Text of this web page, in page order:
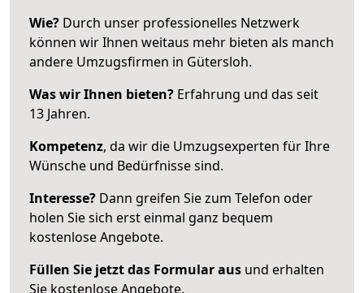
Wie? Durch unser professionelles Netzwerk
können wir Ihnen weitaus mehr bieten als manch
andere Umzugsfirmen in Gütersloh.
Was wir Ihnen bieten? Erfahrung und das seit
13 Jahren.
Kompetenz, da wir die Umzugsexperten für Ihre
Wünsche und Bedürfnisse sind.
Interesse? Dann greifen Sie zum Telefon oder
holen Sie sich erst einmal ganz bequem
kostenlose Angebote.
Füllen Sie jetzt das Formular aus und erhalten
Sie kostenlose Angebote.